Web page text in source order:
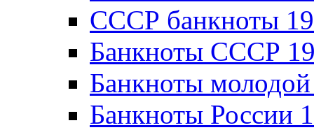
CССР банкноты
Банкноты CCCР
Банкноты
Банкноты России